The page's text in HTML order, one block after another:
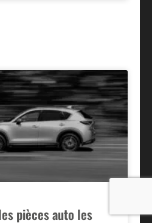
pièces auto les